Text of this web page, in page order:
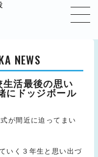
NEWS
生活最後の思い
にドッジボール
が間近に迫ってまい
いく３年生と思い出づ